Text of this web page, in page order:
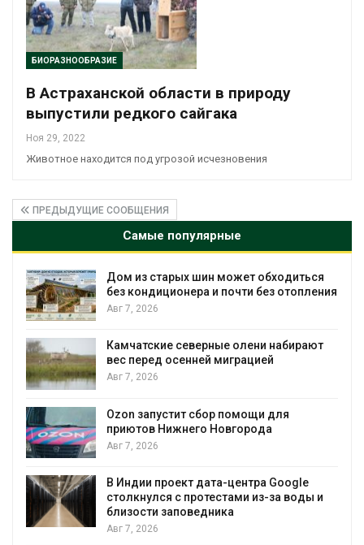
БИОРАЗНООБРАЗИЕ
В Астраханской области в природу
выпустили редкого сайгака
Ноя 29, 2022
Животное находится под угрозой исчезновения
ПРЕДЫДУЩИЕ СООБЩЕНИЯ
Самые популярные
воды и
Названы ведущие экологические
России по итогам 2025 года
Тайфун, засуха и пожары: сразу
несколько регионов столкнулись с
Авг 7, 2026
Солнечные панели над каналами
воду
Авг 7, 2026